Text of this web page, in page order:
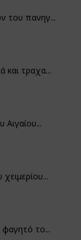
του πανηγ...
και τραχα...
Αιγαίου...
φαγητό το...